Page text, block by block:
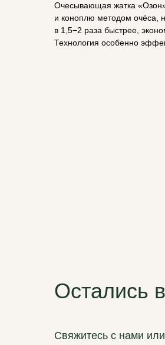
Очесывающая жатка «Озон»
и коноплю методом очёса,
в 1,5−2 раза быстрее,
Технология особенно
Остались
Свяжитесь с нами